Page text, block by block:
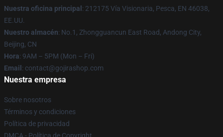
Nuestra oficina principal : 212175 Vía Visionaria, Pesca, EN 46038,
EE.UU.
Nuestro almacén: No.1, Zhongguancun East Road, Andong City,
Beijing, CN
Hora: 9AM – 5PM (Mon – Fri)
Email : contact@gojirashop.com
Nuestra empresa
Sobre nosotros
Términos y condiciones
Política de privacidad